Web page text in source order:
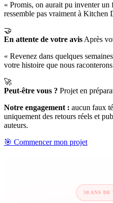
« Promis, on aurait pu inventer
ressemble pas vraiment à Kitchen
🤝
En attente de votre avis Après
« Revenez dans quelques
votre histoire que nous
🚀
Peut-être vous ? Projet en
Notre engagement : aucun faux
uniquement des retours réels et
auteurs.
🎯 Commencer mon projet
30 ANS DE